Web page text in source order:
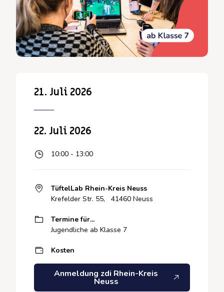
21. Juli 2026
22. Juli 2026
10:00 - 13:00
TüftelLab Rhein-Kreis Neuss
Krefelder Str. 55, 41460 Neuss
Termine für...
Jugendliche ab Klasse 7
Kosten
Anmeldung zdi Rhein-Kreis
Neuss